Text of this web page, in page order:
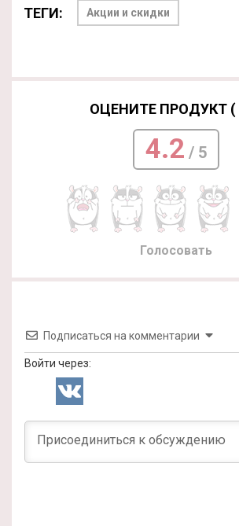
ТЕГИ: Акции и скидки
ОЦЕНИТЕ ПРОДУКТ (
4.2 / 5
Голосовать
Подписаться на комментарии
Войти через: